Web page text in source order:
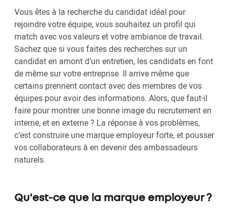
Vous êtes à la recherche du candidat idéal pour
rejoindre votre équipe, vous souhaitez un profil qui
match avec vos valeurs et votre ambiance de travail.
Sachez que si vous faites des recherches sur un
candidat en amont d’un entretien, les candidats en font
de même sur votre entreprise. Il arrive même que
certains prennent contact avec des membres de vos
équipes pour avoir des informations. Alors, que faut-il
faire pour montrer une bonne image du recrutement en
interne, et en externe ? La réponse à vos problèmes,
c’est construire une marque employeur forte, et pousser
vos collaborateurs à en devenir des ambassadeurs
naturels.
Qu'est-ce que la marque employeur ?